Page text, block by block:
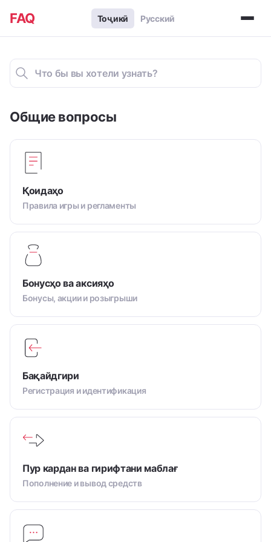
FAQ Тоҷикӣ Русский
Общие вопросы
Қоидаҳо
Правила игры и регламенты
Бонусҳо ва аксияҳо
Бонусы, акции и розыгрыши
Бақайдгири
Регистрация и идентификация
Пур кардан ва гирифтани маблағ
Пополнение и вывод средств